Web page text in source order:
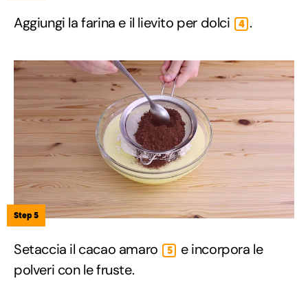
Aggiungi la farina e il lievito per dolci 4 .
Step 5
Setaccia il cacao amaro 5
e incorpora le
polveri con le fruste.